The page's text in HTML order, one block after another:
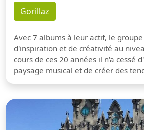
Gorillaz
Avec 7 albums à leur actif, le
d'inspiration et de créativité au
cours de ces 20 années il n'a cessé
paysage musical et de créer des